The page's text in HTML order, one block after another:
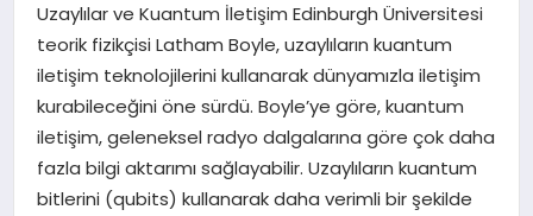
SAĞLIK
SPOR
TEKNOLOJI
Uzaylılar ve Kuantum İletişim Edinburgh Üniversitesi
teorik fizikçisi Latham Boyle, uzaylıların kuantum
iletişim teknolojilerini kullanarak dünyamızla iletişim
kurabileceğini öne sürdü. Boyle’ye göre, kuantum
iletişim, geleneksel radyo dalgalarına göre çok daha
fazla bilgi aktarımı sağlayabilir. Uzaylıların kuantum
bitlerini (qubits) kullanarak daha verimli bir şekilde